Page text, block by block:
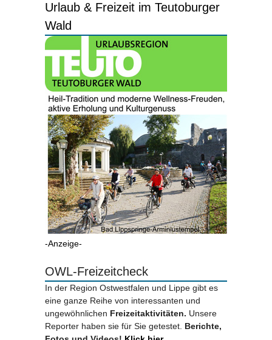
Urlaub & Freizeit im Teutoburger
Wald
-Anzeige-
OWL-Freizeitcheck
In der Region Ostwestfalen und Lippe gibt es
eine ganze Reihe von interessanten und
ungewöhnlichen Freizeitaktivitäten. Unsere
Reporter haben sie für Sie getestet. Berichte,